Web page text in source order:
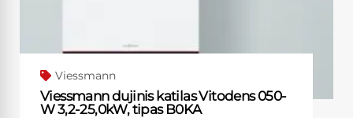
Viessmann
Viessmann dujinis katilas Vitodens 050-
W 3,2-25,0kW, tipas B0KA